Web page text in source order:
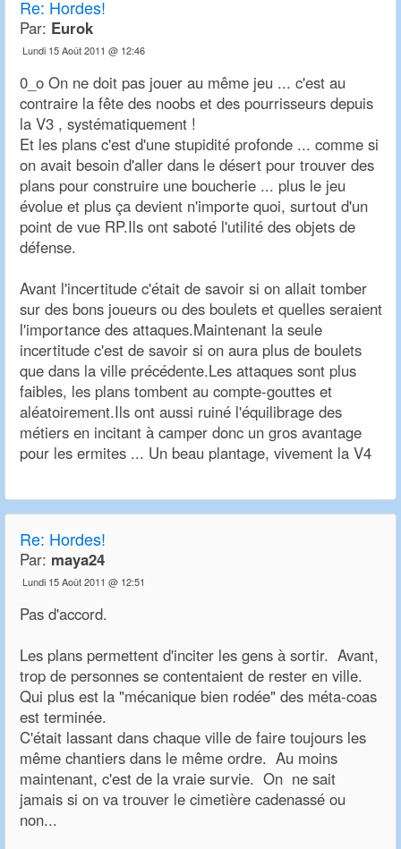
Re: Hordes!
Par: Eurok
Lundi 15 Août 2011 @ 12:46
0_o On ne doit pas jouer au même jeu ... c'est au
contraire la fête des noobs et des pourrisseurs depuis
la V3 , systématiquement !
Et les plans c'est d'une stupidité profonde ... comme si
on avait besoin d'aller dans le désert pour trouver des
plans pour construire une boucherie ... plus le jeu
évolue et plus ça devient n'importe quoi, surtout d'un
point de vue RP.Ils ont saboté l'utilité des objets de
défense.
Avant l'incertitude c'était de savoir si on allait tomber
sur des bons joueurs ou des boulets et quelles seraient
l'importance des attaques.Maintenant la seule
incertitude c'est de savoir si on aura plus de boulets
que dans la ville précédente.Les attaques sont plus
faibles, les plans tombent au compte-gouttes et
aléatoirement.Ils ont aussi ruiné l'équilibrage des
métiers en incitant à camper donc un gros avantage
pour les ermites ... Un beau plantage, vivement la V4
Re: Hordes!
Par: maya24
Lundi 15 Août 2011 @ 12:51
Pas d'accord.
Les plans permettent d'inciter les gens à sortir. Avant,
trop de personnes se contentaient de rester en ville.
Qui plus est la "mécanique bien rodée" des méta-coas
est terminée.
C'était lassant dans chaque ville de faire toujours les
même chantiers dans le même ordre. Au moins
maintenant, c'est de la vraie survie. On ne sait
jamais si on va trouver le cimetière cadenassé ou
non...